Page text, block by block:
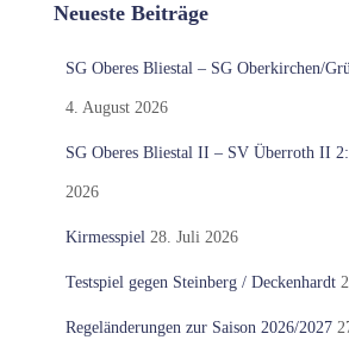
Neueste Beiträge
SG Oberes Bliestal – SG Oberkirchen/
4. August 2026
SG Oberes Bliestal II – SV Überroth II
2026
Kirmesspiel 28. Juli 2026
Testspiel gegen Steinberg / Deckenhardt
Regeländerungen zur Saison 2026/2027